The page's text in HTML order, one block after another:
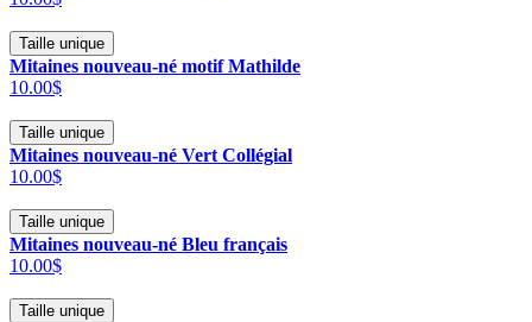
Taille unique
Mitaines nouveau-né motif Mathilde
10.00$
Taille unique
Mitaines nouveau-né Vert Collégial
10.00$
Taille unique
Mitaines nouveau-né Bleu français
10.00$
Taille unique